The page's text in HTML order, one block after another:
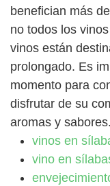
benefician más
no todos los
vinos están
prolongado. Es
momento para
disfrutar de su
aromas y sabores.
vinos en
vino en